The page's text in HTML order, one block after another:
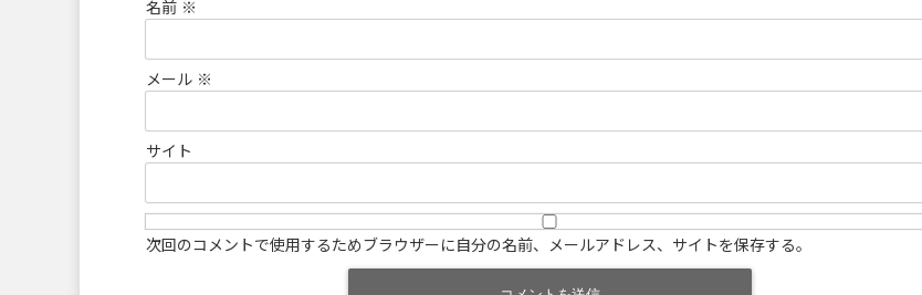
名前 ※
メール ※
サイト
次回のコメントで使用するためブラウザーに自分の名前、メールアドレス、サイトを保存する。